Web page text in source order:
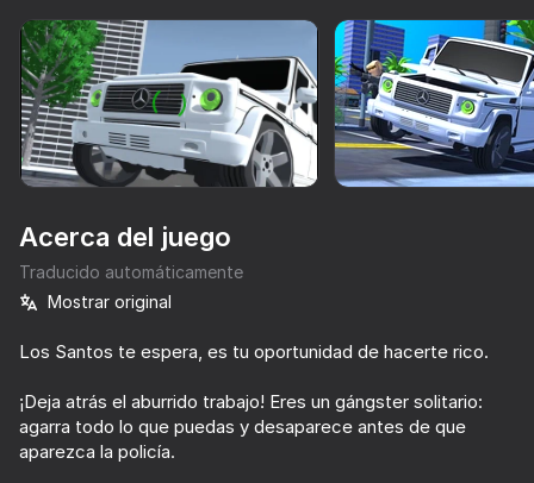
Este juego solo admite orientación paisaje
Acerca del juego
Traducido automáticamente
Mostrar original
Los Santos te espera, es tu oportunidad de hacerte rico.
¡Deja atrás el aburrido trabajo! Eres un gángster solitario:
agarra todo lo que puedas y desaparece antes de que
aparezca la policía.